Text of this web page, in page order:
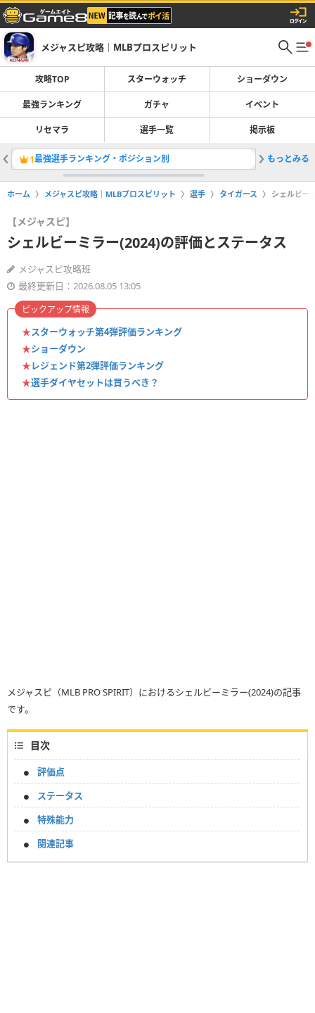
メジャスピ攻略｜MLBプロスピリット
攻略TOP スターウォッチ ショーダウン
最強ランキング ガチャ イベント
リセマラ 選手一覧 掲示板
1最強選手ランキング・ポジション別 2ガチャ
もっとみる
ホーム メジャスピ攻略｜MLBプロスピリット 選手 タイガース シェルビー
【メジャスピ】
シェルビーミラー(2024)の評価とステータス
メジャスピ攻略班
最終更新日：2026.08.05 13:05
★スターウォッチ第4弾評価ランキング
★ショーダウン
★レジェンド第2弾評価ランキング
★選手ダイヤセットは買うべき？
ピックアップ情報
メジャスピ（MLB PRO SPIRIT）におけるシェルビーミラー(2024)の記事
です。
目次
評価点
ステータス
特殊能力
関連記事